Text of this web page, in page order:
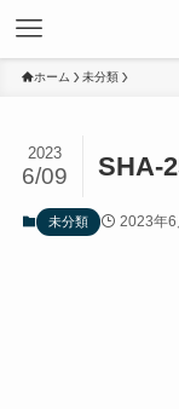
ホーム 未分類
SHA-
2023
6/09
未分類 2023年6